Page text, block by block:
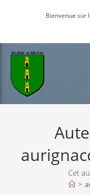
Bienvenue sur
Cet
>